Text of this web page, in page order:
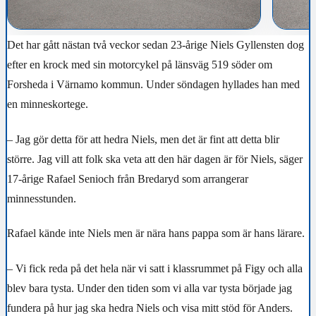
Det har gått nästan två veckor sedan 23-årige Niels Gyllensten dog
efter en krock med sin motorcykel på länsväg 519 söder om
Forsheda i Värnamo kommun. Under söndagen hyllades han med
en minneskortege.
– Jag gör detta för att hedra Niels, men det är fint att detta blir
större. Jag vill att folk ska veta att den här dagen är för Niels, säger
17-årige Rafael Senioch från Bredaryd som arrangerar
minnesstunden.
Rafael kände inte Niels men är nära hans pappa som är hans lärare.
– Vi fick reda på det hela när vi satt i klassrummet på Figy och alla
blev bara tysta. Under den tiden som vi alla var tysta började jag
fundera på hur jag ska hedra Niels och visa mitt stöd för Anders.